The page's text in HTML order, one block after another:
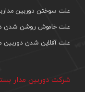
علت سوختن دوربین
علت خاموش روشن شدن
علت آفلاین شدن دوربین
شرکت دوربین مدار